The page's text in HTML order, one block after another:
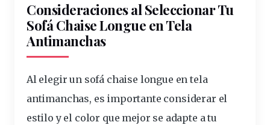
Consideraciones al Seleccionar Tu
Sofá Chaise Longue en Tela
Antimanchas
Al elegir un sofá chaise longue en tela
antimanchas, es importante considerar el
estilo y el color que mejor se adapte a tu